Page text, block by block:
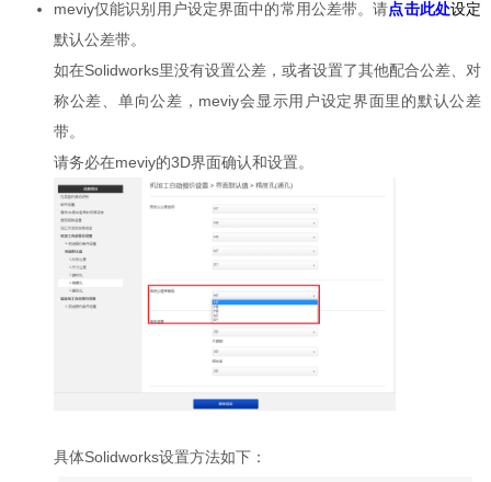
meviy仅能识别用户设定界面中的常用公差带。请点击此处设定
默认公差带。
如在Solidworks里没有设置公差，或者设置了其他配合公差、对
称公差、单向公差，meviy会显示用户设定界面里的默认公差
带。
请务必在meviy的3D界面确认和设置。
具体Solidworks设置方法如下：